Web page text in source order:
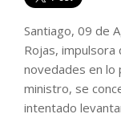
Santiago, 09 de
Rojas, impulsora
novedades en lo
ministro, se
intentado